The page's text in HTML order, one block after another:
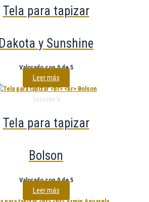
Tela para tapizar
Dakota y Sunshine
Valorado con0de 5
Leer más
Sección B
Tela para tapizar
Bolson
Valorado con0de 5
Leer más